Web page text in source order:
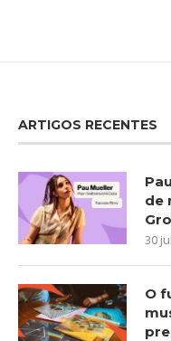
ARTIGOS RECENTES
de
30
O